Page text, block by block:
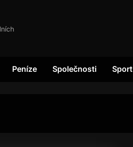
Peníze Společnosti Sport